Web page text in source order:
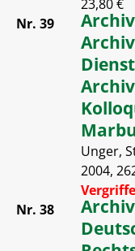
23,80 €
Nr. 39
Unger,
2004,
Nr. 38